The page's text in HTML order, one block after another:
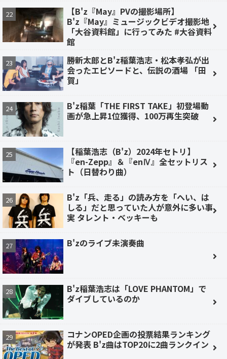
【B'z『May』PVの撮影場所】
B'z『May』ミュージックビデオ撮影地
「大谷資料館」に行ってみた #大谷資料
館
勝新太郎とB'z稲葉浩志・松本孝弘が出
会ったエピソードと、伝説の酒場 「田
賀」
B'z稲葉「THE FIRST TAKE」初登場動
画が急上昇1位獲得、100万再生突破
【稲葉浩志（B'z）2024年セトリ】
『en-Zepp』＆『enⅣ』全セットリス
ト（日替わり曲）
B'z「兵、走る」の読み方を「へい、は
しる」だと思っていた人が意外に多い事
実 タレント・ベッキーも
B'zのライブ未演奏曲
B'z稲葉浩志は「LOVE PHANTOM」で
ダイブしているのか
コナンOPED企画の投票結果ランキング
が発表 B'z曲はTOP20に2曲ランクイン